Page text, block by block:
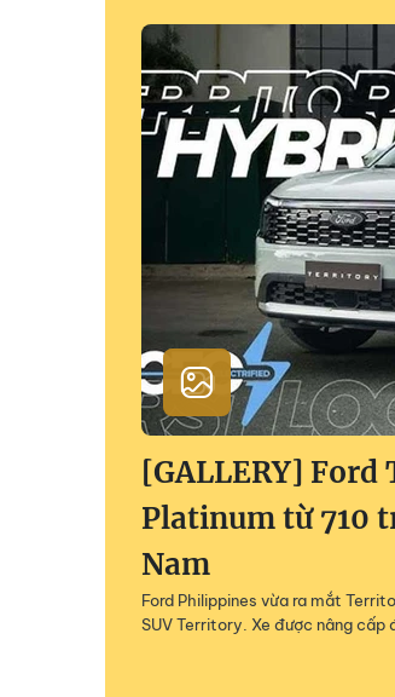
[GALLERY]
Platinum từ 710
Nam
Ford Philippines vừa ra mắt
SUV Territory. Xe được nâng